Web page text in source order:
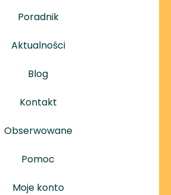
Poradnik
Aktualności
Blog
Kontakt
Obserwowane
Pomoc
Moje konto